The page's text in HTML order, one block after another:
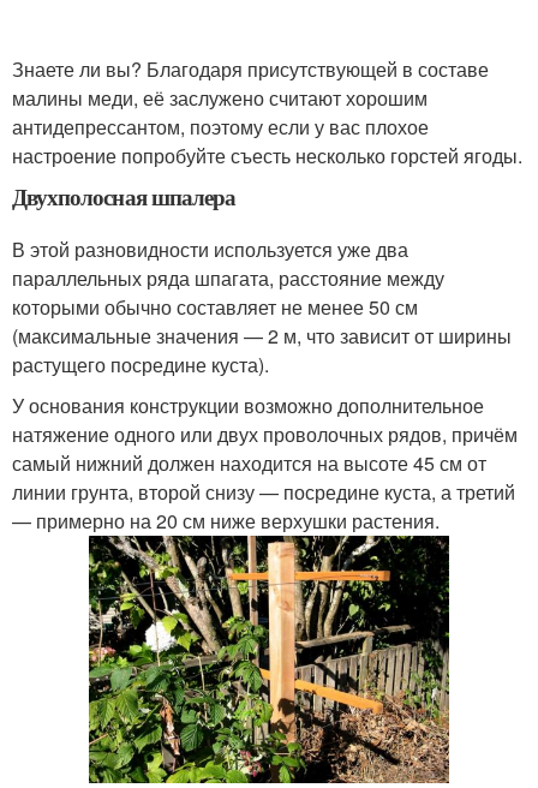
Знаете ли вы? Благодаря присутствующей в составе
малины меди, её заслужено считают хорошим
антидепрессантом, поэтому если у вас плохое
настроение попробуйте съесть несколько горстей ягоды.
Двухполосная шпалера
В этой разновидности используется уже два
параллельных ряда шпагата, расстояние между
которыми обычно составляет не менее 50 см
(максимальные значения — 2 м, что зависит от ширины
растущего посредине куста).
У основания конструкции возможно дополнительное
натяжение одного или двух проволочных рядов, причём
самый нижний должен находится на высоте 45 см от
линии грунта, второй снизу — посредине куста, а третий
— примерно на 20 см ниже верхушки растения.